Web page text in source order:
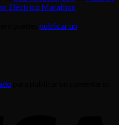
Eléctrico Marathon
publicar un